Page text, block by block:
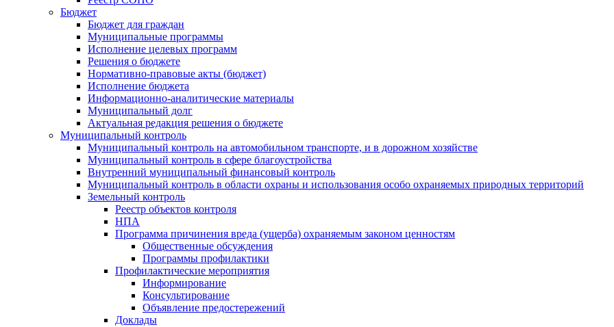
Бюджет
Бюджет для граждан
Муниципальные программы
Исполнение целевых программ
Решения о бюджете
Нормативно-правовые акты (бюджет)
Исполнение бюджета
Информационно-аналитические материалы
Муниципальный долг
Актуальная редакция решения о бюджете
Муниципальный контроль
Муниципальный контроль на автомобильном транспорте, и в дорожном хозяйстве
Муниципальный контроль в сфере благоустройства
Внутренний муниципальный финансовый контроль
Муниципальный контроль в области охраны и использования особо охраняемых природных территорий
Земельный контроль
Реестр объектов контроля
НПА
Программа причинения вреда (ущерба) охраняемым законом ценностям
Общественные обсуждения
Программы профилактики
Профилактические мероприятия
Информирование
Консультирование
Объявление предостережений
Доклады